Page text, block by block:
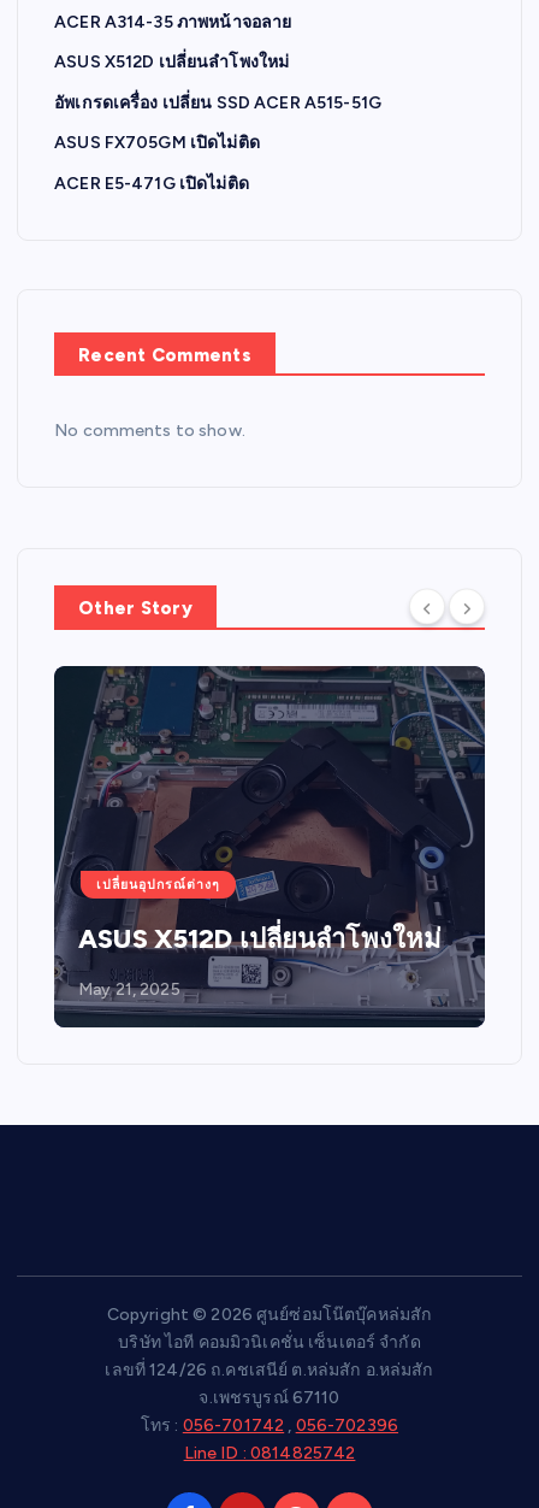
ACER A314-35 ภาพหน้าจอลาย
ASUS X512D เปลี่ยนลำโพงใหม่
อัพเกรดเครื่อง เปลี่ยน SSD ACER A515-51G
ASUS FX705GM เปิดไม่ติด
ACER E5-471G เปิดไม่ติด
Recent Comments
No comments to show.
Other Story
เปลี่ยนอุปกรณ์ต่างๆ
ASUS X512D เปลี่ยนลำโพงใหม่
May 21, 2025
Copyright © 2026 ศูนย์ซ่อมโน๊ตบุ๊คหล่มสัก
บริษัท ไอที คอมมิวนิเคชั่น เซ็นเตอร์ จำกัด
เลขที่ 124/26 ถ.คชเสนีย์ ต.หล่มสัก อ.หล่มสัก
จ.เพชรบูรณ์ 67110
โทร : 056-701742 , 056-702396
Line ID : 0814825742